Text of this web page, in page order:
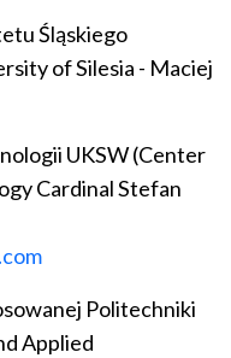
Śląskiego
of Silesia - Maciej
UKSW (Center
Cardinal Stefan
Politechniki
Applied